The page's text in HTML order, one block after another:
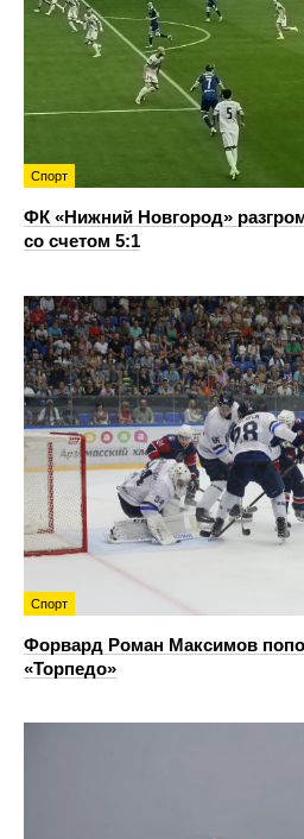
Спорт
ФК «Нижний Новгород»
со счетом 5:1
Спорт
Форвард Роман Максимов
«Торпедо»